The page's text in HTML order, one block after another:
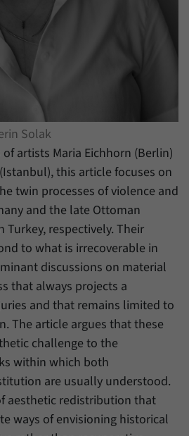
Solak
artists Maria Eichhorn (Berlin)
this article focuses on
twin processes of violence and
and the late Ottoman
Turkey, respectively. Their
to what is irrecoverable in
discussions on material
that always projects a
and that remains limited to
The article argues that these
challenge to the
within which both
are usually understood.
aesthetic redistribution that
ways of envisioning historical
ID, für die historische Speicherung
Einstellungen, falls der
Betreiber dies eingestellt hat.
Cookie können wir speichern, von
Internetseite oder Suchmaschine
durch eine Verlinkung auf unsere
weitergeleitet wurden.
Cookie können wir für kurze Zeit
über den aktuellen Aufenthalt von
auf unserer Internetseite